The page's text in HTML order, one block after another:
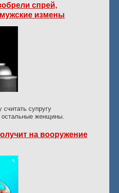
спрей,
измены
супругу
остальные женщины.
на вооружение